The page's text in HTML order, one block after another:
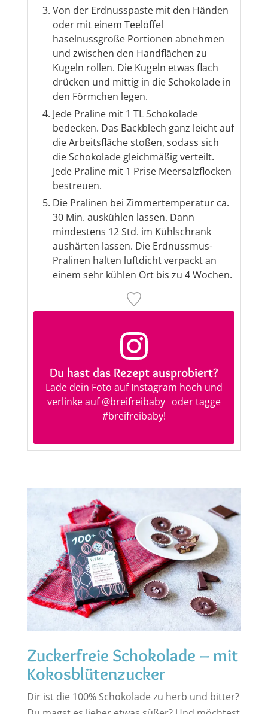
Von der Erdnusspaste mit den Händen
oder mit einem Teelöffel
haselnussgroße Portionen abnehmen
und zwischen den Handflächen zu
Kugeln rollen. Die Kugeln etwas flach
drücken und mittig in die Schokolade in
den Förmchen legen.
Jede Praline mit 1 TL Schokolade
bedecken. Das Backblech ganz leicht auf
die Arbeitsfläche stoßen, sodass sich
die Schokolade gleichmäßig verteilt.
Jede Praline mit 1 Prise Meersalzflocken
bestreuen.
Die Pralinen bei Zimmertemperatur ca.
30 Min. auskühlen lassen. Dann
mindestens 12 Std. im Kühlschrank
aushärten lassen. Die Erdnussmus-
Pralinen halten luftdicht verpackt an
einem sehr kühlen Ort bis zu 4 Wochen.
Du hast das Rezept ausprobiert?
Lade dein Foto auf Instagram hoch und
verlinke auf@breifreibaby_ oder tagge
#breifreibaby!
Zuckerfreie Schokolade – mit
Kokosblütenzucker
Dir ist die 100% Schokolade zu herb und bitter?